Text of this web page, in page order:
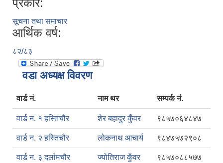
प्रकार:
सूचना तथा समाचार
आर्थिक वर्ष:
८२/८३
वडा अध्यक्ष विवरण
वार्ड नं. नाम थर सम्पर्क नं.
वार्ड न. १ हस्तिचौर शेर बहादुर कुँवर ९८५७०६४८४७
वार्ड न. २ हस्तिचौर लोकनाथ आचार्य ९८४७५७२९०८
वार्ड न. ३ दर्लामचौर ज्योतिराज कुँवर ९८५७०८८५७७